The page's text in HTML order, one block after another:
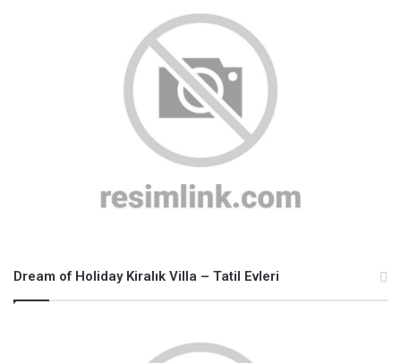
Dream of Holiday Kiralık Villa – Tatil Evleri